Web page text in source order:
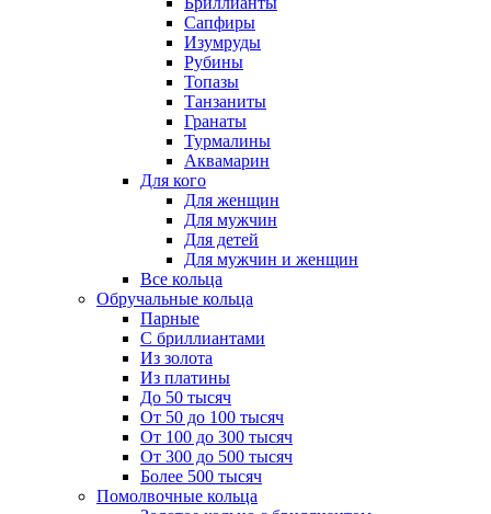
Сапфиры
Изумруды
Рубины
Топазы
Танзаниты
Гранаты
Турмалины
Аквамарин
Для кого
Для женщин
Для мужчин
Для детей
Для мужчин и женщин
Все кольца
Обручальные кольца
Парные
С бриллиантами
Из золота
Из платины
До 50 тысяч
От 50 до 100 тысяч
От 100 до 300 тысяч
От 300 до 500 тысяч
Более 500 тысяч
Помолвочные кольца